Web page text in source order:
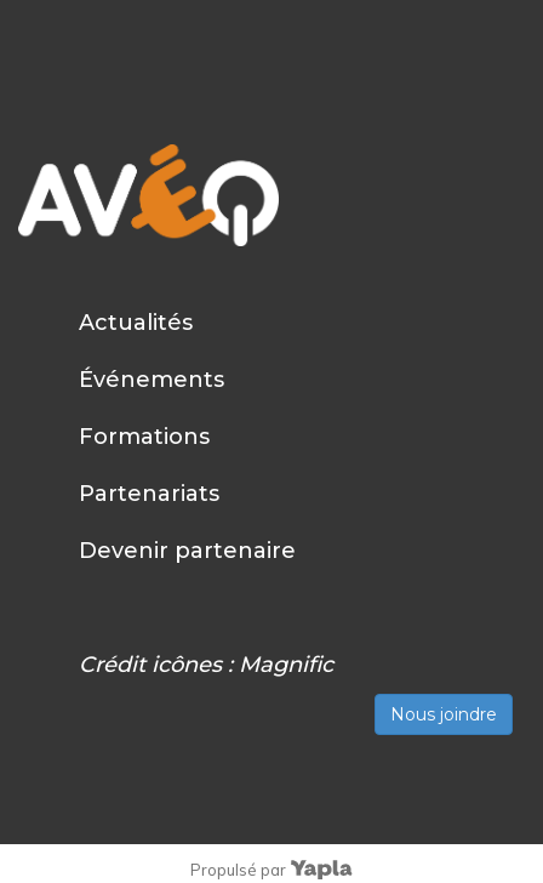
Actualités
Événements
Formations
Partenariats
Devenir partenaire
Crédit icônes : Magnific
Nous joindre
Propulsé par